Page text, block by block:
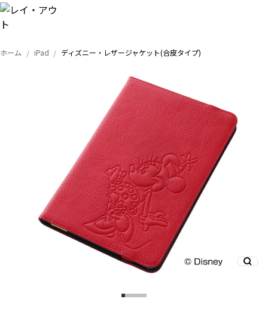
トップ
AQUOS
ホーム iPad ディズニー・レザージャケット(合皮タイプ)